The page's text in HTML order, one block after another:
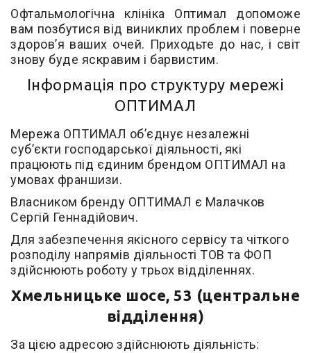
Офтальмологічна клініка Оптимал допоможе
вам позбутися від виниклих проблем і поверне
здоров’я ваших очей. Приходьте до нас, і світ
знову буде яскравим і барвистим.
Інформація про структуру мережі
ОПТИМАЛ
Мережа ОПТИМАЛ об’єднує незалежні
суб’єкти господарської діяльності, які
працюють під єдиним брендом ОПТИМАЛ на
умовах франшизи.
Власником бренду ОПТИМАЛ є Малачков
Сергій Геннадійович.
Для забезпечення якісного сервісу та чіткого
розподілу напрямів діяльності ТОВ та ФОП
здійснюють роботу у трьох відділеннях.
Хмельницьке шосе, 53 (центральне
відділення)
За цією адресою здійснюють діяльність: